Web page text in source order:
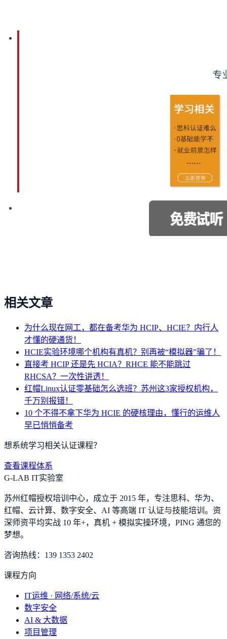
相关文章
为什么现在网工，都在备考华为 HCIP、HCIE？内行人
才懂的硬通货！
HCIE实验环境哪个机构有真机？别再被“模拟器”骗了！
直接考 HCIP 还是先 HCIA？RHCE 能不能跳过
RHCSA？一次性讲透！
红帽Linux认证零基础怎么选班？苏州这3家授权机构，
千万别报错！
10 个不得不拿下华为 HCIE 的硬核理由，懂行的运维人
早已悄悄备考
想系统学习相关认证课程？
查看课程体系
G-LAB IT实验室
苏州红帽授权培训中心，成立于 2015 年，专注思科、华为、
红帽、云计算、数字安全、AI 等高端 IT 认证与技能培训。资
深师资平均实战 10 年+，真机 + 模拟实操环境， PING 通您的
梦想。
咨询热线： 139 1353 2402
课程方向
IT运维 · 网络/系统/云
数字安全
AI & 大数据
项目管理